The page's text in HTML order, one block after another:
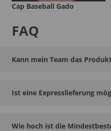
Cap Baseball Gado
FAQ
Kann mein Team das
Ist eine Expresslieferung
Wie hoch ist die